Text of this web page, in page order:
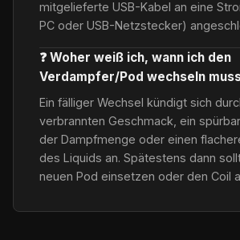
mitgelieferte USB-Kabel an eine
PC oder USB-Netzstecker)
❓ Woher weiß ich, wann ich den
Verdampfer/Pod wechseln
Ein fälliger Wechsel kündigt sich
verbrannten Geschmack, ein
der Dampfmenge oder einen
des Liquids an. Spätestens dann
neuen Pod einsetzen oder den Coil